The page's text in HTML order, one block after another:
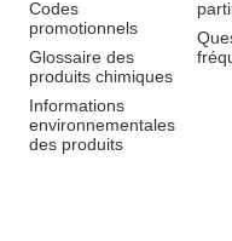
Codes
promotionnels
Glossaire des
produits chimiques
Informations
environnementales
des produits